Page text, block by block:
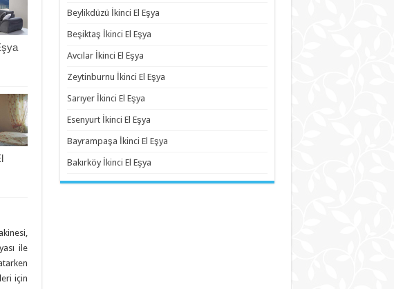
ile
için
Beylikdüzü İkinci El Eşya
Beşiktaş İkinci El Eşya
Avcılar İkinci El Eşya
Zeytinburnu İkinci El Eşya
Sarıyer İkinci El Eşya
Esenyurt İkinci El Eşya
Bayrampaşa İkinci El Eşya
Bakırköy İkinci El Eşya